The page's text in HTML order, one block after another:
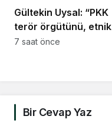
Gültekin Uysal: “PKK
terör örgütünü, etnik
grubun temsili
7 saat önce
Bir Cevap Yaz